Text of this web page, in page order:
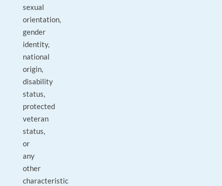
sexual
orientation,
gender
identity,
national
origin,
disability
status,
protected
veteran
status,
or
any
other
characteristic